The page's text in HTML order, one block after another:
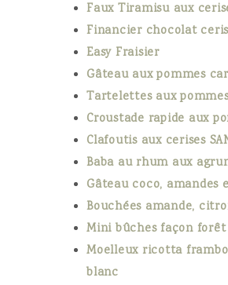
Faux Tiramisu aux
Financier chocolat
Easy Fraisier
Gâteau aux pommes
Tartelettes aux
Croustade rapide aux
Clafoutis aux cerises
Baba au rhum aux
Gâteau coco, amandes
Bouchées amande,
Mini bûches façon
Moelleux ricotta
blanc